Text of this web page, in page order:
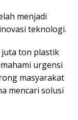
menjadi
teknologi.
juta ton plastik
urgensi
masyarakat
mencari solusi